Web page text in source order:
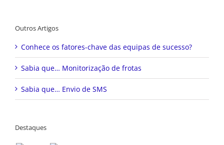
Outros Artigos
Conhece os fatores-chave das equipas de sucesso?
Sabia que… Monitorização de frotas
Sabia que… Envio de SMS
Destaques